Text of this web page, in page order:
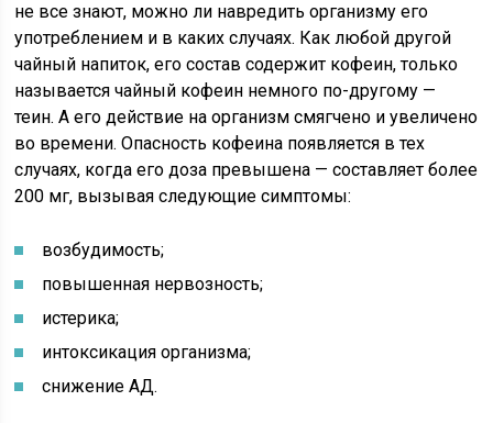
не все знают, можно ли навредить организму его
употреблением и в каких случаях. Как любой другой
чайный напиток, его состав содержит кофеин, только
называется чайный кофеин немного по-другому —
теин. А его действие на организм смягчено и увеличено
во времени. Опасность кофеина появляется в тех
случаях, когда его доза превышена — составляет более
200 мг, вызывая следующие симптомы:
возбудимость;
повышенная нервозность;
истерика;
интоксикация организма;
снижение АД.